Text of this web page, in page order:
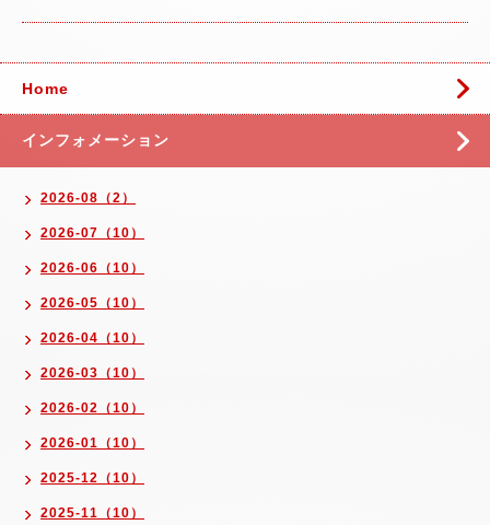
Home
インフォメーション
2026-08（2）
2026-07（10）
2026-06（10）
2026-05（10）
2026-04（10）
2026-03（10）
2026-02（10）
2026-01（10）
2025-12（10）
2025-11（10）